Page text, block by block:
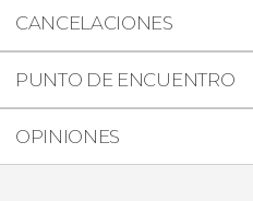
CANCELACIONES
PUNTO DE ENCUENTRO
OPINIONES